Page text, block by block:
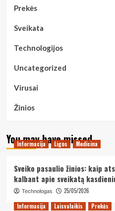
Prekės
Sveikata
Technologijos
Uncategorized
Virusai
Žinios
You may have missed
Informacija Ligos Medicina
Sveiko pasaulio žinios: kaip
kalbant apie sveikatą
Technologas
25/05/2026
Informacija
Laisvalaikis Prekės